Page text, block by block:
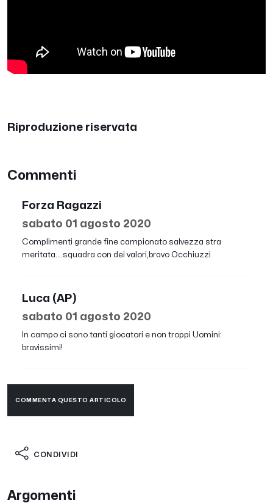
Riproduzione riservata
Commenti
Forza Ragazzi
sabato 01 agosto 2020
Complimenti grande fine campionato salvezza stra
meritata....squadra con dei valori,bravo Occhiuzzi
Luca (AP)
sabato 01 agosto 2020
In campo ci sono tanti giocatori e non troppi Uomini:
bravissimi!
COMMENTA QUESTO ARTICOLO
CONDIVIDI
Argomenti